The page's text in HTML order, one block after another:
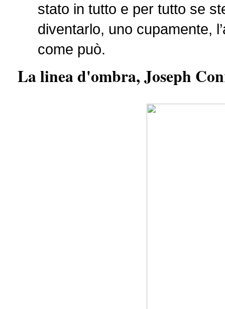
stato in tutto e per tutto se
diventarlo, uno cupamente,
come può.
La linea d'ombra, Joseph